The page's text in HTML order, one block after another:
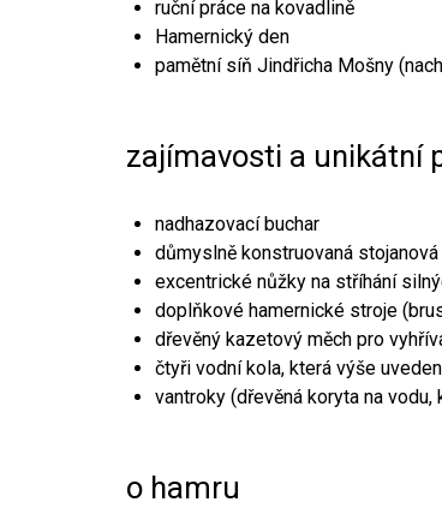
ruční práce na kovadlině
Hamernický den
pamětní síň Jindřicha Mošny
zajímavosti a unikátní
nadhazovací buchar
důmyslně konstruovaná
excentrické nůžky na stříhání
doplňkové hamernické stroje
dřevěný kazetový měch pro
čtyři vodní kola, která výše
vantroky (dřevěná koryta na
o hamru